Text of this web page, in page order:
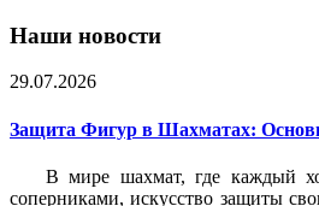
Наши новости
29.07.2026
Защита Фигур в Шахматах:
В мире шахмат, где каждый
соперниками, искусство защиты